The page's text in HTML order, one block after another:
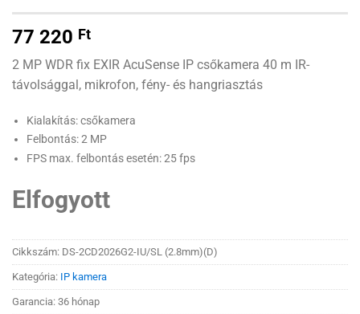
77 220 Ft
2 MP WDR fix EXIR AcuSense IP csőkamera 40 m IR-
távolsággal, mikrofon, fény- és hangriasztás
Kialakítás: csőkamera
Felbontás: 2 MP
FPS max. felbontás esetén: 25 fps
Elfogyott
Cikkszám: DS-2CD2026G2-IU/SL (2.8mm)(D)
Kategória: IP kamera
Garancia: 36 hónap